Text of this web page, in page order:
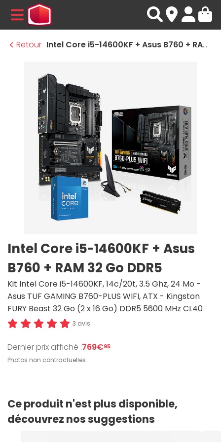
MENU
Retour
Intel Core i5-14600KF + Asus B760 + RAM 32 Go DDR5
Intel Core i5-14600KF + Asus
B760 + RAM 32 Go DDR5
Kit Intel Core i5-14600KF, 14c/20t, 3.5 Ghz, 24 Mo -
Asus TUF GAMING B760-PLUS WIFI, ATX - Kingston
FURY Beast 32 Go (2 x 16 Go) DDR5 5600 MHz CL40
3 avis
Dernier prix affiché :769€95
Photos non contractuelles
Ce produit n'est plus disponible,
découvrez nos suggestions